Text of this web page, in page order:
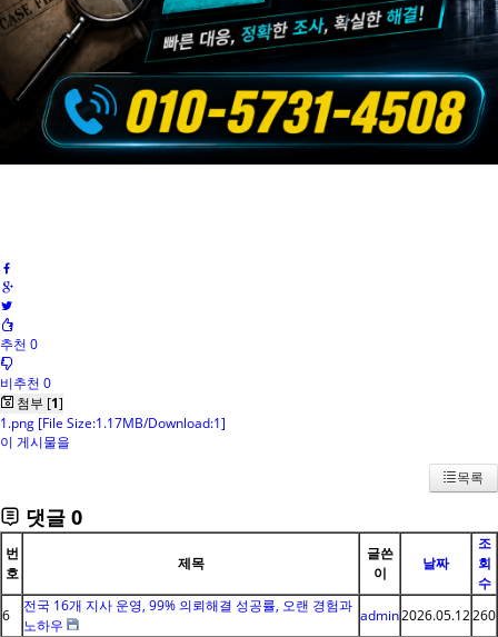
추천 0
비추천 0
첨부 [1]
1.png [File Size:1.17MB/Download:1]
이 게시물을
목록
댓글 0
번
호
제목
글쓴
이
날짜
조
회
수
6
전국 16개 지사 운영, 99% 의뢰해결 성공률, 오랜 경험과
노하우
admin2026.05.12260